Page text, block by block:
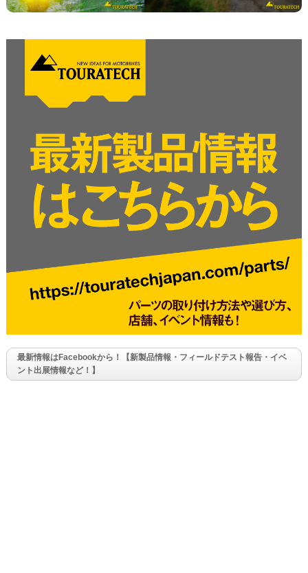
最新情報はFacebookから！【新製品情報・フィールドテスト報告・イベ
ント出展情報など！】